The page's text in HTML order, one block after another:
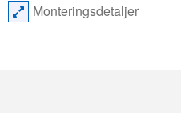
Monteringsdetaljer